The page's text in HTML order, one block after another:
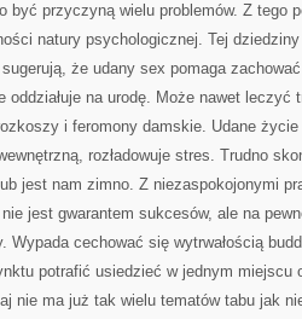
być przyczyną wielu problemów. Z tego
natury psychologicznej. Tej
że udany sex pomaga
oddziałuje na urodę. Może nawet leczyć
i feromony damskie. Udane
rozładowuje stres. Trudno
jest nam zimno. Z niezaspokojonymi
jest gwarantem sukcesów, ale na
Wypada cechować się wytrwałością
potrafić usiedzieć w jednym miejscu
nie ma już tak wielu tematów tabu jak